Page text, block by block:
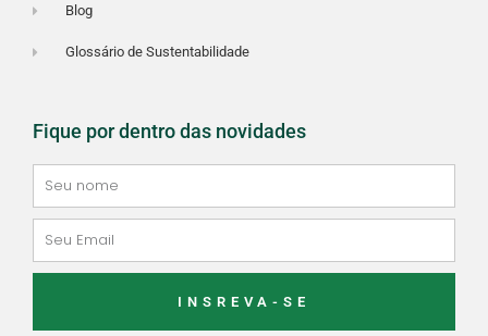
Blog
Glossário de Sustentabilidade
Fique por dentro das novidades
Seu
nome
Email
INSREVA-SE